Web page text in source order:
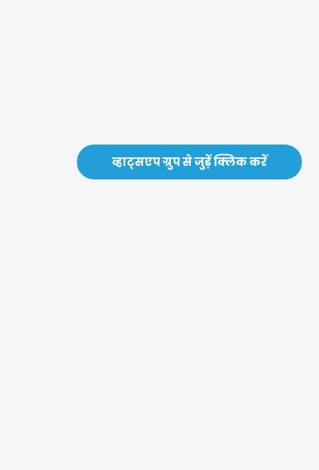
व्हाट्सएप ग्रुप से जुड़ें क्लिक करें